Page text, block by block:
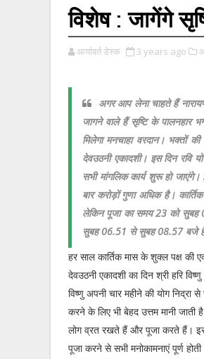
विशेष : जागेंगे
आर्यावर्त डेस्क 3 years ago
अगर आप लेना चाहते हैं
जागने वाले हैं सृष्टि के पालनहार
मिलेगा मनचाहा वरदान। भक्तों
देवउठनी एकादशी। इस दिन रवि
सभी मांगलिक कार्य शुरू हो
बार करोड़ों गुणा अधिक है।
लेकिन पूजा का समय 23 को सुबह
सुबह 06.51 से सुबह 08.57 बजे
हर साल कार्तिक मास के शुक्ल पक्ष की
देवउठनी एकादशी का दिन श्री हरि
विष्णु अपनी चार महीने की योग निद्रा
करने के लिए भी बेहद उत्तम मानी
लोग व्रत रखते हैं और पूजा करते हैं। इस
पूजा करने से सभी मनोकामनाएं पूर्ण